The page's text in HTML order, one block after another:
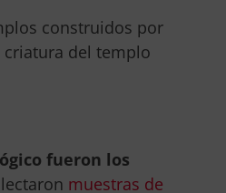
construidos por
criatura del templo
fueron los
muestras de